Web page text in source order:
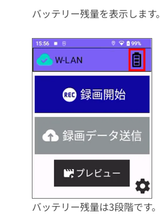
バッテリー残量を表示します。
バッテリー残量は3段階です。